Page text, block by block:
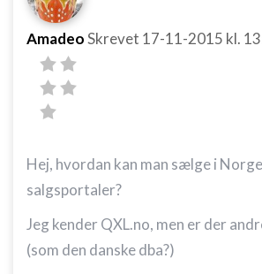
AmadeoSkrevet 17-11-2015 kl.
Hej, hvordan kan man sælge i
salgsportaler?
Jeg kender QXL.no, men er der
(som den danske dba?)